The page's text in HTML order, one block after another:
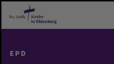
Zum Hauptinhalt springen
EPD